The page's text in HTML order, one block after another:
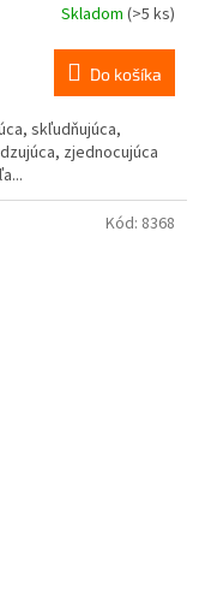
Skladom (>5 ks)
Do košíka
skľudňujúca,
zjednocujúca
Kód: 8368